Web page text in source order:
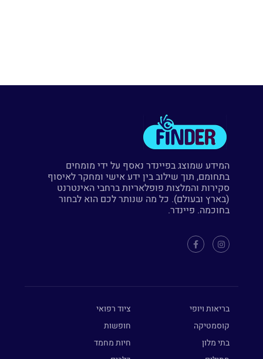
המידע שמוצג בפיינדר נאסף על ידי מומחים
בתחומם, תוך שילוב בין ידע אישי ומחקר לאיסוף
סקירות והמלצות פופלאריות ברחבי האינטרנט
(בארץ ובעולם). כל מה שנותר לכם הוא לבחור
בחוכמה. פיינדר.
בריאות ויופי
ציוד רפואי
קוסמטיקה
חופשות
בתי מלון
חיות מחמד